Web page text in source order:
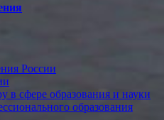
России
в сфере образования и науки
образования